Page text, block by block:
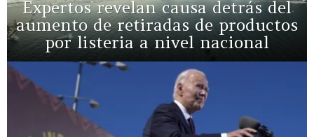
Expertos revelan causa detrás del
aumento de retiradas de productos
por listeria a nivel nacional